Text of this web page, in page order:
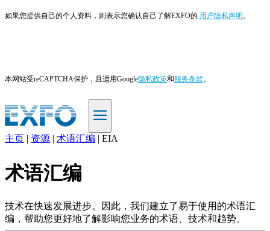
如果您提供自己的个人资料，则表示您确认自己了解EXFO的 用户隐私声明 。
本网站受reCAPTCHA保护，且适用Google隐私政策和服务条款。
产
解
决
主页 | 资源 | 术语汇编 | EIA
术语汇编
技术在快速发展进步。因此，我们建立了易于使用的术语汇
编，帮助您更好地了解影响您业务的术语、技术和趋势。